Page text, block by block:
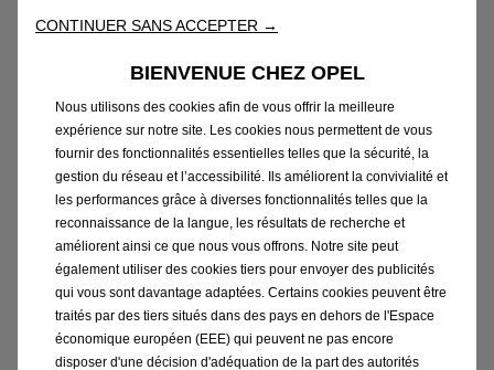
CONTINUER SANS ACCEPTER →
BIENVENUE CHEZ OPEL
Nous utilisons des cookies afin de vous offrir la meilleure
expérience sur notre site. Les cookies nous permettent de vous
fournir des fonctionnalités essentielles telles que la sécurité, la
gestion du réseau et l’accessibilité. Ils améliorent la convivialité et
les performances grâce à diverses fonctionnalités telles que la
reconnaissance de la langue, les résultats de recherche et
améliorent ainsi ce que nous vous offrons. Notre site peut
également utiliser des cookies tiers pour envoyer des publicités
qui vous sont davantage adaptées. Certains cookies peuvent être
traités par des tiers situés dans des pays en dehors de l'Espace
économique européen (EEE) qui peuvent ne pas encore
disposer d'une décision d'adéquation de la part des autorités